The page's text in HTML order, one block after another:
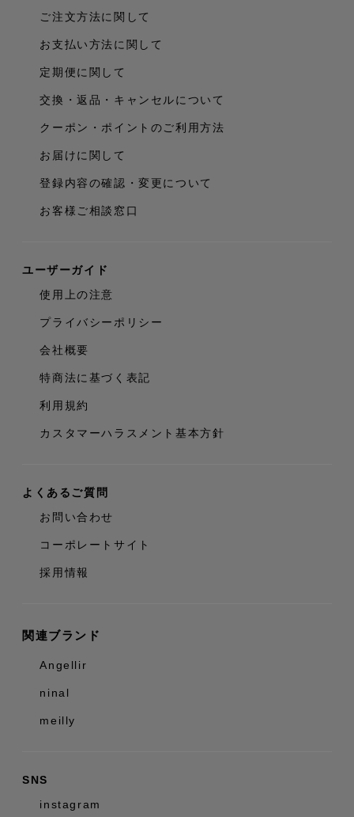
ご注文方法に関して
お支払い方法に関して
定期便に関して
交換・返品・キャンセルについて
クーポン・ポイントのご利用方法
お届けに関して
登録内容の確認・変更について
お客様ご相談窓口
ユーザーガイド
使用上の注意
プライバシーポリシー
会社概要
特商法に基づく表記
利用規約
カスタマーハラスメント基本方針
よくあるご質問
お問い合わせ
コーポレートサイト
採用情報
関連ブランド
Angellir
ninal
meilly
SNS
instagram